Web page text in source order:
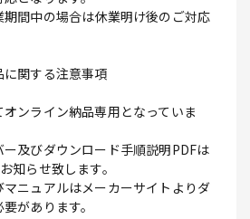
間中の場合は休業明け後のご対応
関する注意事項
ンライン納品専用となっていま
ー及びダウンロード手順説明PDFは
知らせ致します。
マニュアルはメーカーサイトよりダ
があります。